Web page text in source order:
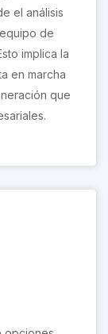
el análisis
de
implica la
en marcha
que